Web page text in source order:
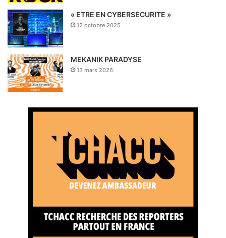
« ETRE EN CYBERSECURITE »
12 octobre 2025
MEKANIK PARADYSE
13 mars 2026